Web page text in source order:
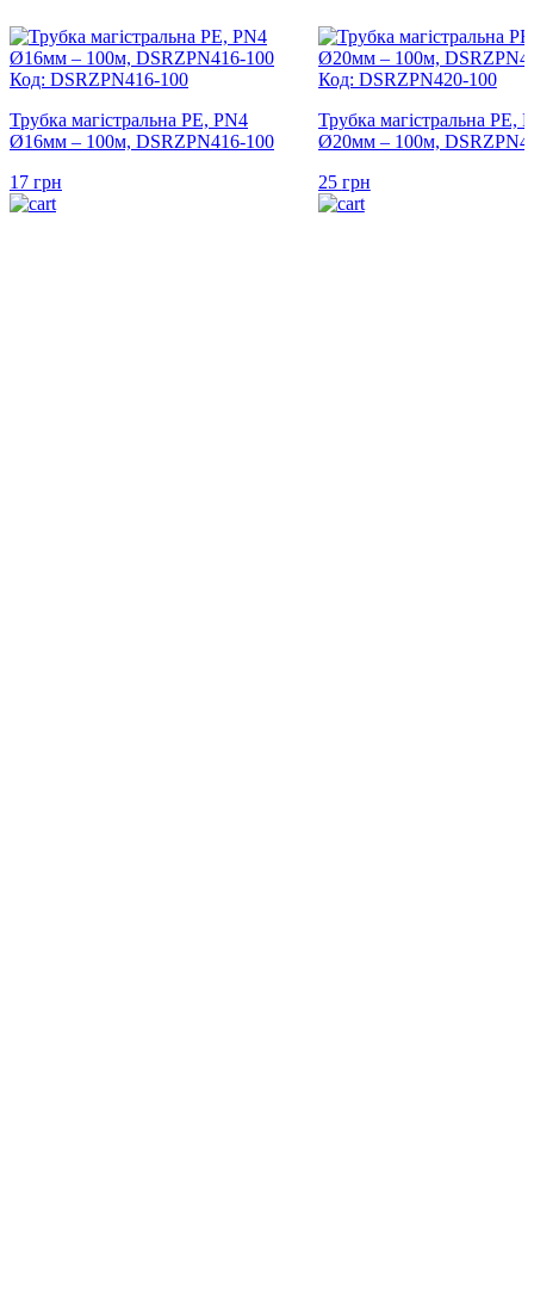
Код: DSRZPN416-100
Трубка магістральна PE, PN4
Ø16мм – 100м, DSRZPN416-100
17 грн
Код: DSRZPN420-100
Трубка магістральна PE,
Ø20мм – 100м,
25 грн